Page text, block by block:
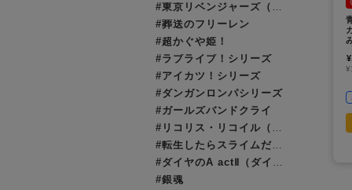
#東京リベンジャーズ（東リベ）
#葬送のフリーレン
#超かぐや姫！
#ラブライブ！シリーズ
#アイカツ！シリーズ
#ダンガンロンパシリーズ
#ガールズバンドクライ
#リコリス・リコイル（リコリコ）
#転生したらスライムだった件（転スラ）
#ダイヤのA actⅡ（ダイヤのエース）
#銀魂
¥